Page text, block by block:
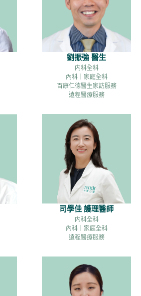
劉振強 醫生
内科全科
內科｜家庭全科
百康仁德醫生家訪服務
遠程醫療服務
司學佳 護理醫師
内科全科
內科｜家庭全科
遠程醫療服務